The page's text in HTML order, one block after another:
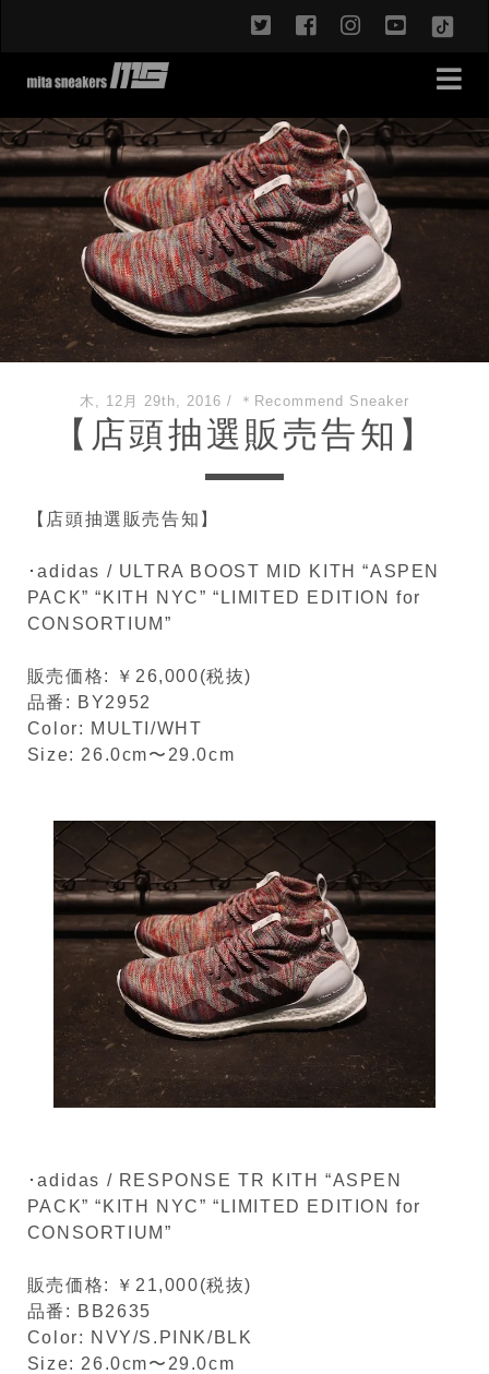
twitterfacebookinstagram
木, 12月 29th, 2016 / ＊Recommend Sneaker
【店頭抽選販売告知】
【店頭抽選販売告知】
･adidas / ULTRA BOOST MID KITH “ASPEN
PACK” “KITH NYC” “LIMITED EDITION for
CONSORTIUM”
販売価格: ￥26,000(税抜)
品番: BY2952
Color: MULTI/WHT
Size: 26.0cm〜29.0cm
･adidas / RESPONSE TR KITH “ASPEN
PACK” “KITH NYC” “LIMITED EDITION for
CONSORTIUM”
販売価格: ￥21,000(税抜)
品番: BB2635
Color: NVY/S.PINK/BLK
Size: 26.0cm〜29.0cm